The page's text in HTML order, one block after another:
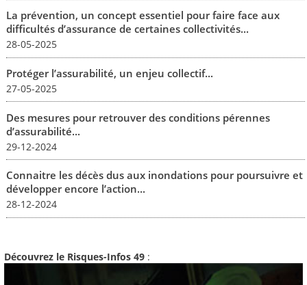
La prévention, un concept essentiel pour faire face aux
difficultés d’assurance de certaines collectivités...
28-05-2025
Protéger l’assurabilité, un enjeu collectif...
27-05-2025
Des mesures pour retrouver des conditions pérennes
d’assurabilité...
29-12-2024
Connaitre les décès dus aux inondations pour poursuivre et
développer encore l’action...
28-12-2024
Découvrez le Risques-Infos 49 :